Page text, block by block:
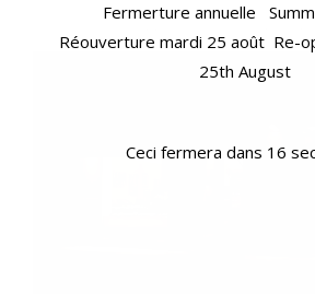
Fermerture annuelle
Réouverture mardi 25 août Re-
25th August
Ceci fermera dans 16